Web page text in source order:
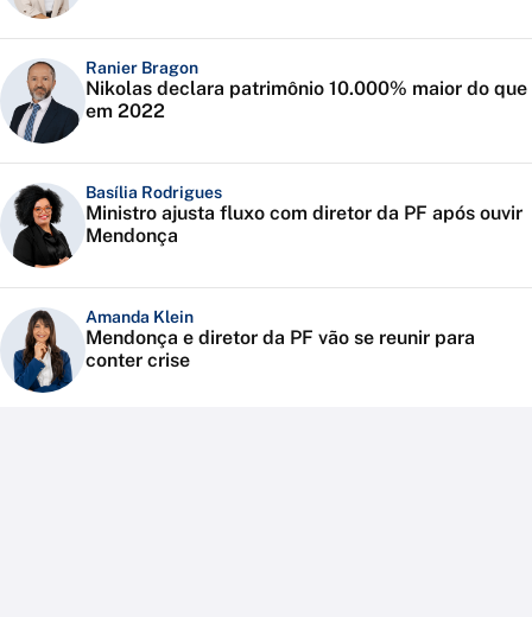
Ranier Bragon
Nikolas declara patrimônio 10.000% maior do que
em 2022
Basília Rodrigues
Ministro ajusta fluxo com diretor da PF após ouvir
Mendonça
Amanda Klein
Mendonça e diretor da PF vão se reunir para
conter crise